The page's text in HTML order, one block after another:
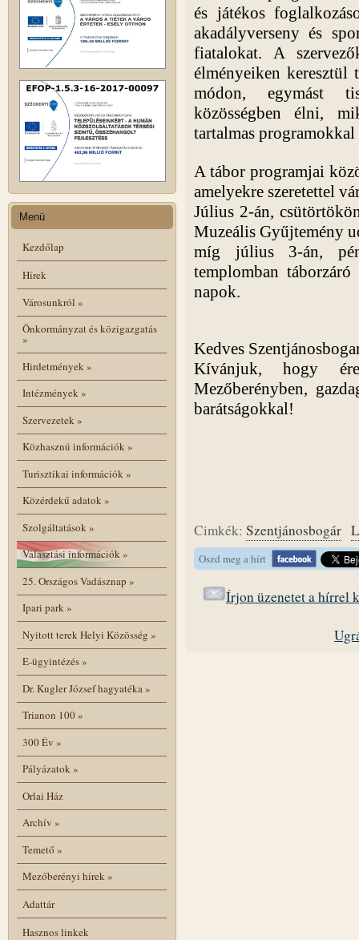
Menü
Kezdőlap
Hírek
Városunkról »
Önkormányzat és közigazgatás
»
Hirdetmények»
Intézmények»
Szervezetek»
Közhasznú információk»
Turisztikai információk»
Közérdekű adatok»
Szolgáltatások»
Választási információk»
25. Országos Vadásznap »
Ipari park»
Nyitott terek Helyi Közösség »
E-ügyintézés»
Dr. Kugler József hagyatéka»
Trianon 100»
300 Év »
Pályázatok»
Orlai Ház
Archív »
Temető»
Mezőberényi hírek»
Adattár
Hasznos linkek
és játékos
akadályverseny és
fiatalokat. A
élményeiken keresztül
módon, egymást
közösségben élni,
tartalmas
A tábor programjai
amelyekre szeretettel
Július 2-án,
Muzeális Gyűjtemény
míg július 3-án,
templomban
napok.
Kedves
Kívánjuk, hogy
Mezőberényben,
barátságokkal!
Cimkék: Szentjánosbogár
Oszd meg a hírt
Írjon üzenetet a hírrel